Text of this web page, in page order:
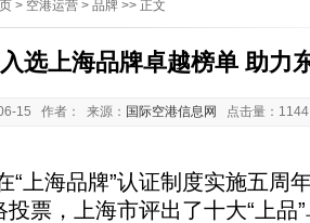
> 空港运营 > 品牌 >> 正文
选上海品牌卓越榜单 助力
15 作者： 来源： 国际空港信息网 点击量：
海品牌”认证制度实施五周
投票，上海市评出了十大“上品